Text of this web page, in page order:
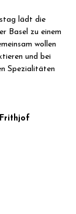
lädt die
Basel zu einem
wollen
und bei
Spezialitäten